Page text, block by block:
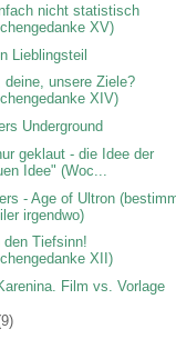
nicht statistisch
XV)
Lieblingsteil
deine, unsere Ziele?
XIV)
Underground
geklaut - die Idee der
Idee" (Woc...
- Age of Ultron
irgendwo)
den Tiefsinn!
XII)
Film vs. Vorlage